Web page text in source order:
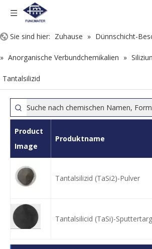
Sie sind hier: Zuhause » Dünnschicht-
» Anorganische Verbundchemikalien »
Tantalsilizid
Product
Image
Produktname
Tantalsilizid (TaSi2)-Pulver
Tantalsilicid (TaSi)-